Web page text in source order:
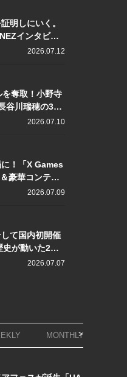
明しにいく。
インタビュ
2026.07.12
を奪取！小野寺
谷川瑞穂の3メ
をプレイバッ
2026.07.10
！「X Games
豪華コンテン
2026.07.09
て国内初開催
が動いた2日
2026.07.07
MONTHLY